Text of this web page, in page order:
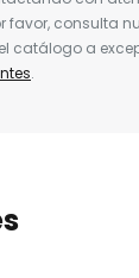
favor, consulta
catálogo a
.